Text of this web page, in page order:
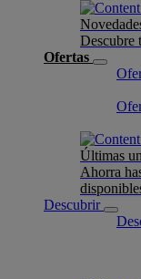
Descubre
Ofertas
Últimas
Ahorra
Descubrir